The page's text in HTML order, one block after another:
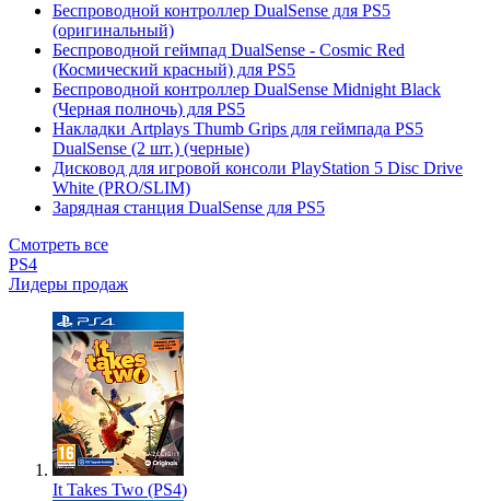
Беспроводной контроллер DualSense для PS5
(оригинальный)
Беспроводной геймпад DualSense - Cosmic Red
(Космический красный) для PS5
Беспроводной контроллер DualSense Midnight Black
(Черная полночь) для PS5
Накладки Artplays Thumb Grips для геймпада PS5
DualSense (2 шт.) (черные)
Дисковод для игровой консоли PlayStation 5 Disc Drive
White (PRO/SLIM)
Зарядная станция DualSense для PS5
Смотреть все
PS4
Лидеры продаж
It Takes Two (PS4)